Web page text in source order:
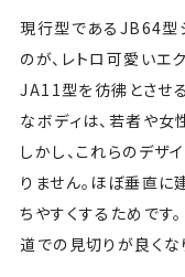
現行型であるJB64型
のが、レトロ可愛いエ
JA11型を彷彿とさせ
なボディは、若者や女
しかし、これらのデザ
りません。ほぼ垂直に
ちやすくするためです
道での見切りが良くな